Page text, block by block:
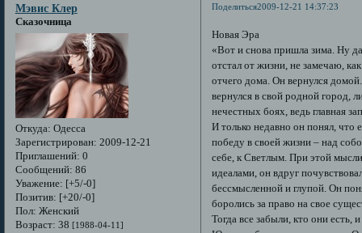
Поделиться2009-12-21 14:37:23
Мэвис Клер
Сказочница
Откуда: Одесса
Зарегистрирован: 2009-12-21
Приглашений: 0
Сообщений: 86
Уважение: [+5/-0]
Позитив: [+20/-0]
Пол: Женский
Возраст: 38 [1988-04-11]
Новая Эра
«Вот и снова пришла зима. Ну
отстал от жизни, не замечаю,
отчего дома. Он вернулся
вернулся в свой родной город,
нечестных боях, ведь главная
И только недавно он понял,
победу в своей жизни – над
себе, к Светлым. При этой
идеалами, он вдруг
бессмысленной и глупой. Он
боролись за право на свое
Тогда все забыли, кто они